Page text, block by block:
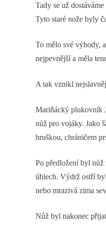
Tady se už
Tyto staré nože byly
To mělo své výhody,
nejpevnější a měla
A tak vznikl
Mariňácký plukovník
nůž pro vojáky. Jako
hruškou, chráničem
Po předložení byl nůž
úhlech. Výdrž ostří
nebo mrazivá zima
Nůž byl nakonec